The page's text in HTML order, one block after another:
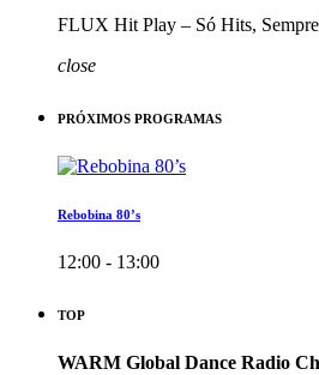
FLUX Hit Play – Só Hits,
close
PRÓXIMOS PROGRAMAS
Rebobina 80’s
12:00 - 13:00
TOP
WARM Global Dance Radio